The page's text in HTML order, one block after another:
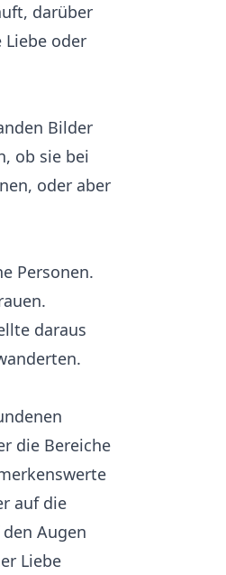
darüber
oder
Bilder
ob sie bei
oder aber
Personen.
daraus
die Bereiche
auf die
Augen
Liebe